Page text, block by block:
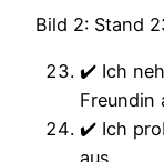
Bild 2: Stand
✔️ Ich
Freundin
✔️ Ich